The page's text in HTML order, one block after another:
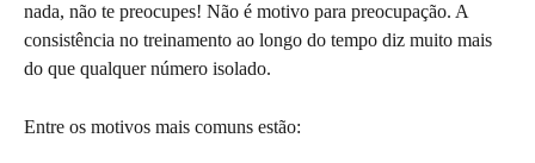
nada, não te preocupes! Não é motivo para preocupação. A
consistência no treinamento ao longo do tempo diz muito mais
do que qualquer número isolado.
Entre os motivos mais comuns estão: